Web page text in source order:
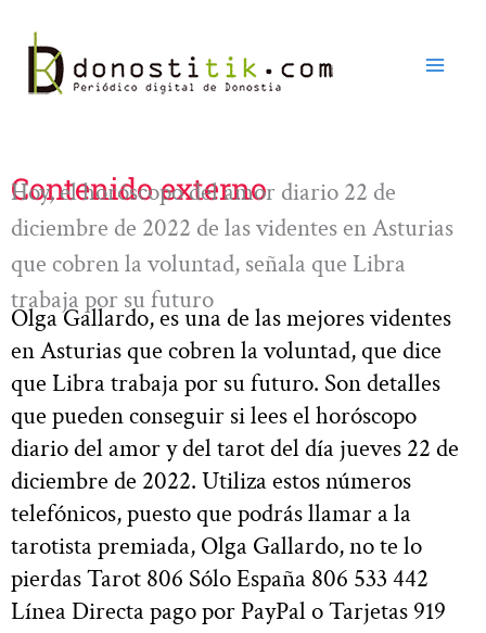
contenido
Contenido externo
Hoy, el horóscopo del amor diario 22 de
diciembre de 2022 de las videntes en Asturias
que cobren la voluntad, señala que Libra
trabaja por su futuro
Olga Gallardo, es una de las mejores videntes
en Asturias que cobren la voluntad, que dice
que Libra trabaja por su futuro. Son detalles
que pueden conseguir si lees el horóscopo
diario del amor y del tarot del día jueves 22 de
diciembre de 2022. Utiliza estos números
telefónicos, puesto que podrás llamar a la
tarotista premiada, Olga Gallardo, no te lo
pierdas Tarot 806 Sólo España 806 533 442
Línea Directa pago por PayPal o Tarjetas 919